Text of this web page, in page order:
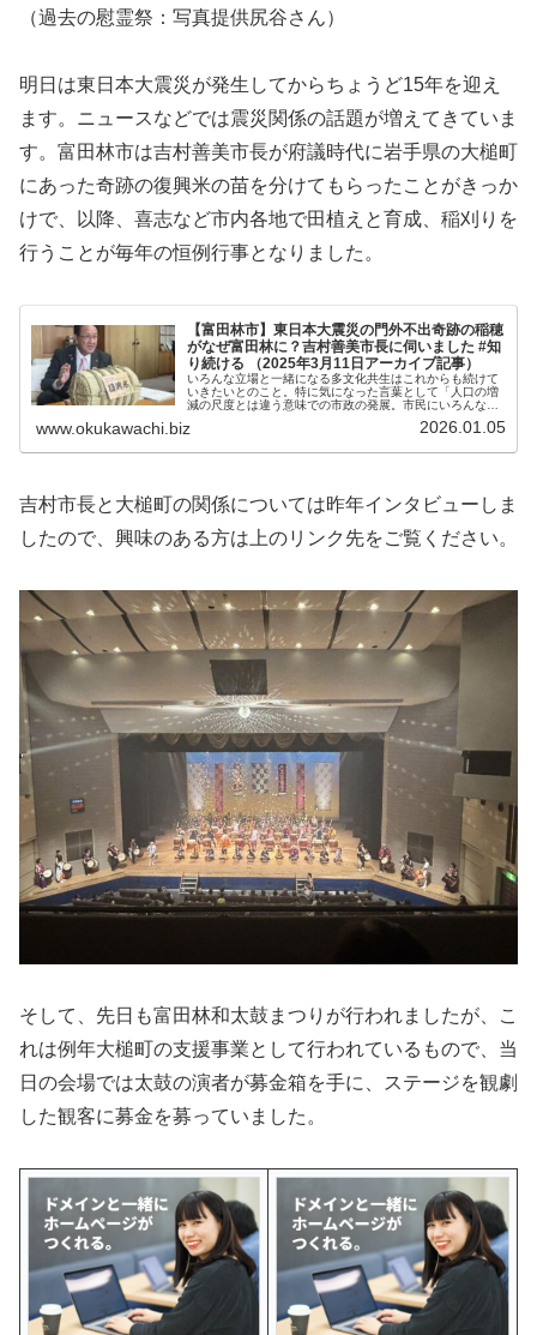
（過去の慰霊祭：写真提供尻谷さん）
明日は東日本大震災が発生してからちょうど15年を迎え
ます。ニュースなどでは震災関係の話題が増えてきていま
す。富田林市は吉村善美市長が府議時代に岩手県の大槌町
にあった奇跡の復興米の苗を分けてもらったことがきっか
けで、以降、喜志など市内各地で田植えと育成、稲刈りを
行うことが毎年の恒例行事となりました。
【富田林市】東日本大震災の門外不出奇跡の稲穂
がなぜ富田林に？吉村善美市長に伺いました #知
り続ける （2025年3月11日アーカイブ記事）
いろんな立場と一緒になる多文化共生はこれからも続けて
いきたいとのこと。特に気になった言葉として「人口の増
減の尺度とは違う意味での市政の発展。市民にいろんな立
と言いました。
www.okukawachi.biz 2026.01.05
吉村市長と大槌町の関係については昨年インタビューしま
したので、興味のある方は上のリンク先をご覧ください。
そして、先日も富田林和太鼓まつりが行われましたが、こ
れは例年大槌町の支援事業として行われているもので、当
日の会場では太鼓の演者が募金箱を手に、ステージを観劇
した観客に募金を募っていました。